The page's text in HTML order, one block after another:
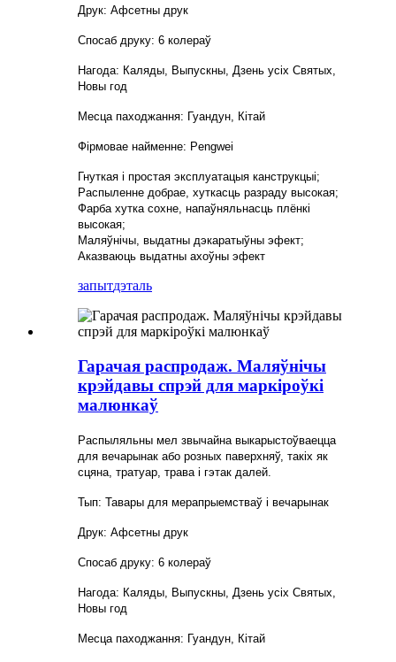
Друк: Афсетны друк
Спосаб друку: 6 колераў
Нагода: Каляды, Выпускны, Дзень усіх Святых,
Новы год
Месца паходжання: Гуандун, Кітай
Фірмовае найменне: Pengwei
Гнуткая і простая эксплуатацыя канструкцыі;
Распыленне добрае, хуткасць разраду высокая;
Фарба хутка сохне, напаўняльнасць плёнкі
высокая;
Маляўнічы, выдатны дэкаратыўны эфект;
Аказваюць выдатны ахоўны эфект
запытдэталь
Гарачая распродаж. Маляўнічы
крэйдавы спрэй для маркіроўкі
малюнкаў
Распыляльны мел звычайна выкарыстоўваецца
для вечарынак або розных паверхняў, такіх як
сцяна, тратуар, трава і гэтак далей.
Тып: Тавары для мерапрыемстваў і вечарынак
Друк: Афсетны друк
Спосаб друку: 6 колераў
Нагода: Каляды, Выпускны, Дзень усіх Святых,
Новы год
Месца паходжання: Гуандун, Кітай